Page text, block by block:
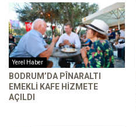
Yerel Haber
BODRUM’DA PÎNARALTI
EMEKLI KAFE HIZMETE
AÇILDI